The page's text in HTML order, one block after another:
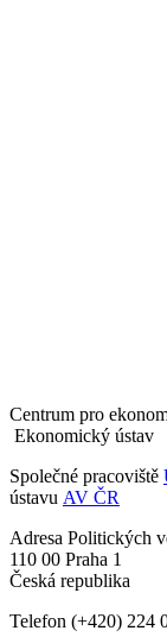
Centrum pro
Ekonomický ústav
Společné pracoviště
ústavu AV ČR
Adresa Politických
110 00 Praha 1
Česká republika
Telefon (+420) 224